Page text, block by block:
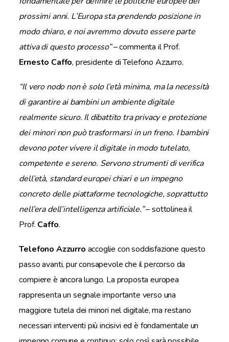
prossimi anni. L’Europa sta prendendo posizione in
modo chiaro, e noi avremmo dovuto essere parte
attiva di questo processo”– commenta il Prof.
Ernesto Caffo, presidente di Telefono Azzurro.
“Il vero nodo non è solo l’età minima, ma la necessità
di garantire ai bambini un ambiente digitale
realmente sicuro. Il dibattito tra privacy e protezione
dei minori non può trasformarsi in un freno. I bambini
devono poter vivere il digitale in modo tutelato,
competente e sereno. Servono strumenti di verifica
dell’età, standard europei chiari e un impegno
concreto delle piattaforme tecnologiche, soprattutto
nell’era dell’intelligenza artificiale.”– sottolinea il
Prof. Caffo.
Telefono Azzurro accoglie con soddisfazione questo
passo avanti, pur consapevole che il percorso da
compiere è ancora lungo. La proposta europea
rappresenta un segnale importante verso una
maggiore tutela dei minori nel digitale, ma restano
necessari interventi più incisivi ed è fondamentale un